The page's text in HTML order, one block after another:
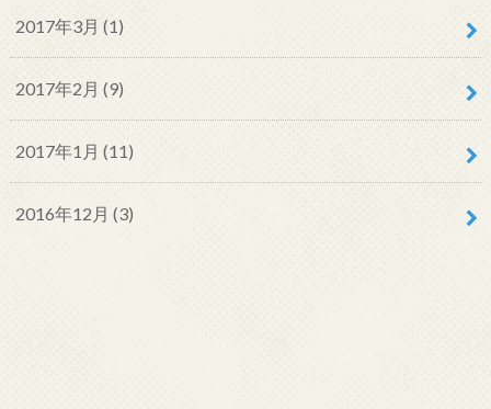
2017年3月 (1)
2017年2月 (9)
2017年1月 (11)
2016年12月 (3)